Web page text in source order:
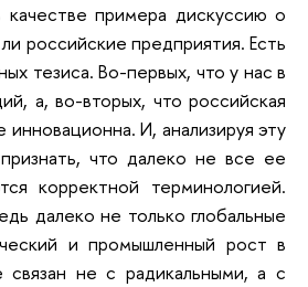
примера дискуссию о
российские предприятия. Есть
тезиса. Во-первых, что у нас в
а, во-вторых, что российская
И, анализируя эту
что далеко не все ее
корректной терминологией.
далеко не только глобальные
и промышленный рост в
связан не с радикальными, а с